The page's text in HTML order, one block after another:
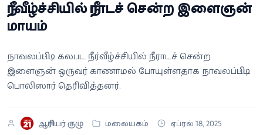
வீடியோ
கட்டுரை
நீர்வீழ்ச்சியில் நீராடச் சென்ற இளைஞன்
மாயம்
நாவலப்பிட்டி கலபட நீர்வீழ்ச்சியில் நீராடச் சென்ற
இளைஞன் ஒருவர் காணாமல் போயுள்ளதாக நாவலப்பிட்டி
பொலிஸார் தெரிவித்தனர்.
ஆசிரியர் குழு மலையகம் ஏப்ரல் 18, 2025